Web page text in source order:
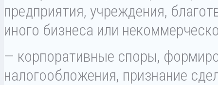
предприятия, учреждения,
иного бизнеса или
— корпоративные споры,
налогообложения, признание